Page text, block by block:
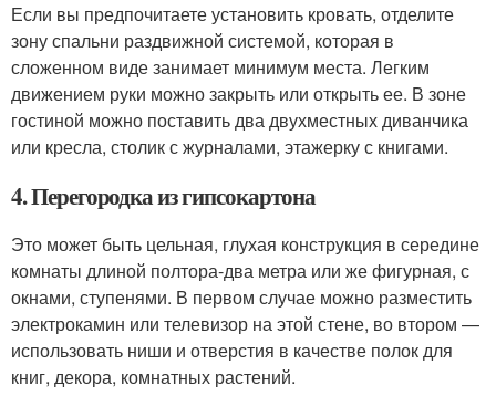
Если вы предпочитаете установить кровать, отделите
зону спальни раздвижной системой, которая в
сложенном виде занимает минимум места. Легким
движением руки можно закрыть или открыть ее. В зоне
гостиной можно поставить два двухместных диванчика
или кресла, столик с журналами, этажерку с книгами.
4. Перегородка из гипсокартона
Это может быть цельная, глухая конструкция в середине
комнаты длиной полтора-два метра или же фигурная, с
окнами, ступенями. В первом случае можно разместить
электрокамин или телевизор на этой стене, во втором —
использовать ниши и отверстия в качестве полок для
книг, декора, комнатных растений.